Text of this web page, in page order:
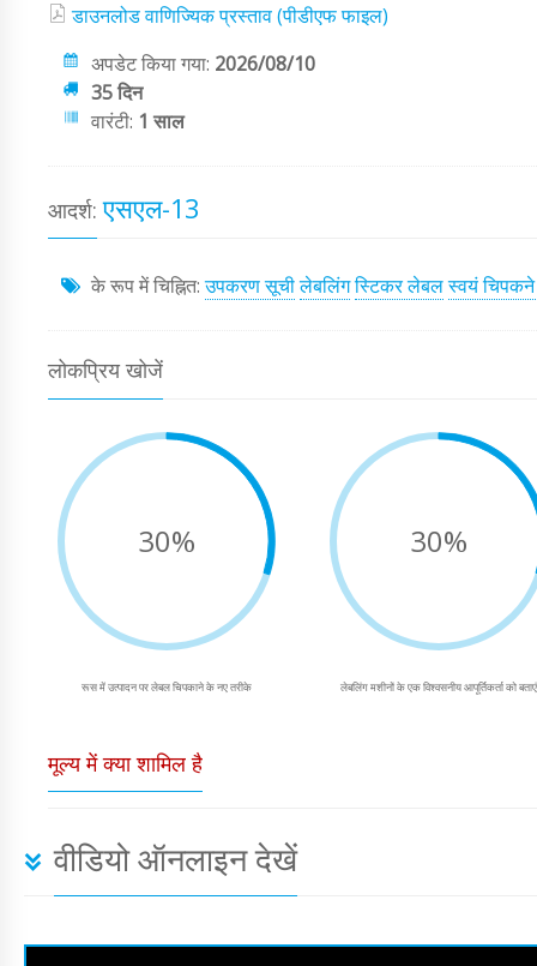
डाउनलोड वाणिज्यिक प्रस्ताव (पीडीएफ फाइल)
अपडेट किया गया: 2026/08/10
35 दिन
वारंटी: 1 साल
आदर्श: एसएल-13
के रूप में चिह्नित:उपकरण सूचीलेबलिंगस्टिकर लेबलस्वयं
लोकप्रिय खोजें
30%
रूस में उत्पादन पर लेबल चिपकाने के नए तरीके
30%
लेबलिंग मशीनों के एक विश्वसनीय आपूर्तिकर्ता को बताएं
मूल्य में क्या शामिल है
वीडियो ऑनलाइन देखें